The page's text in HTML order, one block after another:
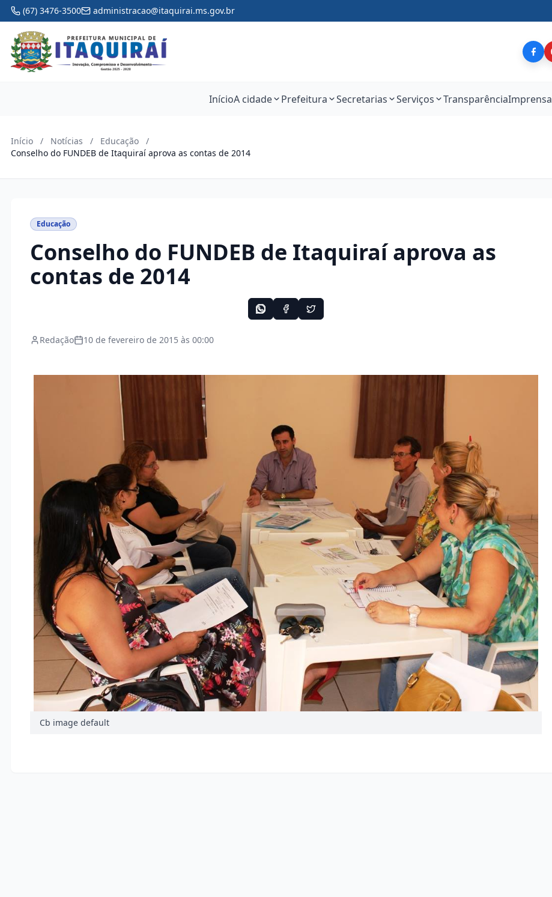
(67) 3476-3500 administracao@itaquirai.ms.gov.br
InícioA cidade Prefeitura Secretarias Serviços TransparênciaImprensa
Início / Notícias / Educação
/
Conselho do FUNDEB de Itaquiraí aprova as contas de 2014
Educação
Conselho do FUNDEB de Itaquiraí aprova as
contas de 2014
Redação 10 de fevereiro de 2015 às 00:00
Cb image default